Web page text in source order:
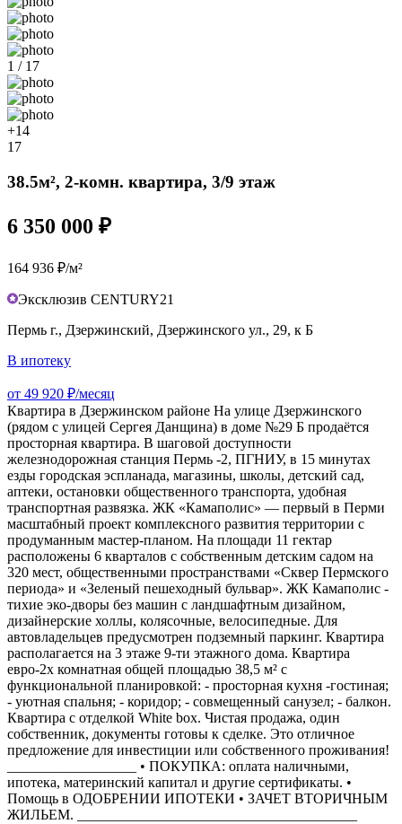
1 / 17
+14
17
38.5м², 2-комн. квартира, 3/9 этаж
6 350 000 ₽
164 936 ₽/м²
Эксклюзив CENTURY21
Пермь г., Дзержинский, Дзержинского ул., 29, к Б
В ипотеку
от 49 920 ₽/месяц
Квартира в Дзержинском районе На улице Дзержинского
(рядом с улицей Сергея Данщина) в доме №29 Б продаётся
просторная квартира. В шаговой доступности
железнодорожная станция Пермь -2, ПГНИУ, в 15 минутах
езды городская эспланада, магазины, школы, детский сад,
аптеки, остановки общественного транспорта, удобная
транспортная развязка. ЖК «Камаполис» — первый в Перми
масштабный проект комплексного развития территории с
продуманным мастер-планом. На площади 11 гектар
расположены 6 кварталов с собственным детским садом на
320 мест, общественными пространствами «Сквер Пермского
периода» и «Зеленый пешеходный бульвар». ЖК Камаполис -
тихие эко-дворы без машин с ландшафтным дизайном,
дизайнерские холлы, колясочные, велосипедные. Для
автовладельцев предусмотрен подземный паркинг. Квартира
располагается на 3 этаже 9-ти этажного дома. Квартира
евро-2х комнатная общей площадью 38,5 м² с
функциональной планировкой: - просторная кухня -гостиная;
- уютная спальня; - коридор; - совмещенный санузел; - балкон.
Квартира с отделкой White box. Чистая продажа, один
собственник, документы готовы к сделке. Это отличное
предложение для инвестиции или собственного проживания!
__________________ • ПОКУПКА: оплата наличными,
ипотека, материнский капитал и другие сертификаты. •
Помощь в ОДОБРЕНИИ ИПОТЕКИ • ЗАЧЕТ ВТОРИЧНЫМ
ЖИЛЬЕМ. _______________________________________